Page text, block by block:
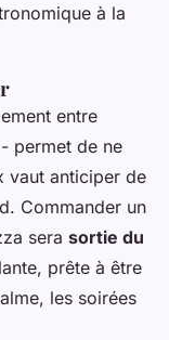
à la
entre
permet de ne
vaut anticiper de
Commander un
sera sortie du
prête à être
les soirées